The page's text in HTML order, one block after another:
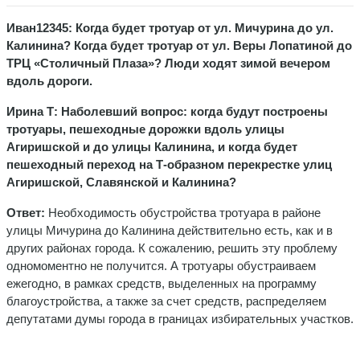
Иван12345: Когда будет тротуар от ул. Мичурина до ул.
Калинина? Когда будет тротуар от ул. Веры Лопатиной до
ТРЦ «Столичный Плаза»? Люди ходят зимой вечером
вдоль дороги.
Ирина Т: Наболевший вопрос: когда будут построены
тротуары, пешеходные дорожки вдоль улицы
Агиришской и до улицы Калинина, и когда будет
пешеходный переход на Т-образном перекрестке улиц
Агиришской, Славянской и Калинина?
Ответ: Необходимость обустройства тротуара в районе
улицы Мичурина до Калинина действительно есть, как и в
других районах города. К сожалению, решить эту проблему
одномоментно не получится. А тротуары обустраиваем
ежегодно, в рамках средств, выделенных на программу
благоустройства, а также за счет средств, распределяем
депутатами думы города в границах избирательных участков.